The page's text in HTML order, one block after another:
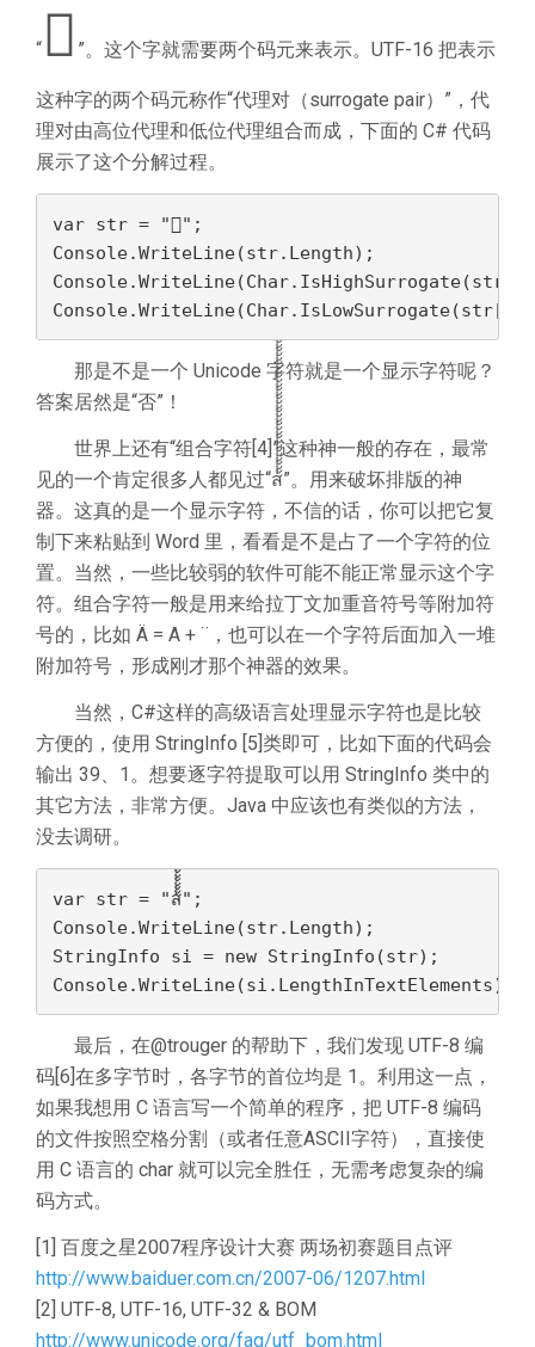
“ 𪚥 ”。这个字就需要两个码元来表示。UTF-16 把表示
这种字的两个码元称作“代理对（surrogate pair）”，代
理对由高位代理和低位代理组合而成，下面的 C# 代码
展示了这个分解过程。
var str = "𪚥";
Console.WriteLine(str.Length);
那是不是一个 Unicode 字符就是一个显示字符呢？
答案居然是“否”！
世界上还有“组合字符[4]”这种神一般的存在，最常
见的一个肯定很多人都见过“ส้้้้้้้้้้้้้้้้้้้้้้้้้้้้้้้้้้้้้้”。用来破坏排版的神
器。这真的是一个显示字符，不信的话，你可以把它复
制下来粘贴到 Word 里，看看是不是占了一个字符的位
置。当然，一些比较弱的软件可能不能正常显示这个字
符。组合字符一般是用来给拉丁文加重音符号等附加符
号的，比如 Ä = A + ¨，也可以在一个字符后面加入一堆
附加符号，形成刚才那个神器的效果。
当然，C#这样的高级语言处理显示字符也是比较
方便的，使用 StringInfo [5]类即可，比如下面的代码会
输出 39、1。想要逐字符提取可以用 StringInfo 类中的
其它方法，非常方便。Java 中应该也有类似的方法，
没去调研。
var str = "ส้้้้้้้้้้้้้้้้้้้้้้้้้้้้้้้้้้้้้้";
Console.WriteLine(str.Length);
StringInfo si = new StringInfo(str);
Console.WriteLine(si.LengthInTextElements);
最后，在@trouger 的帮助下，我们发现 UTF-8 编
码[6]在多字节时，各字节的首位均是 1。利用这一点，
如果我想用 C 语言写一个简单的程序，把 UTF-8 编码
的文件按照空格分割（或者任意ASCII字符），直接使
用 C 语言的 char 就可以完全胜任，无需考虑复杂的编
码方式。
[1] 百度之星2007程序设计大赛 两场初赛题目点评
http://www.baiduer.com.cn/2007-06/1207.html
[2] UTF-8, UTF-16, UTF-32 & BOM
http://www.unicode.org/faq/utf_bom.html